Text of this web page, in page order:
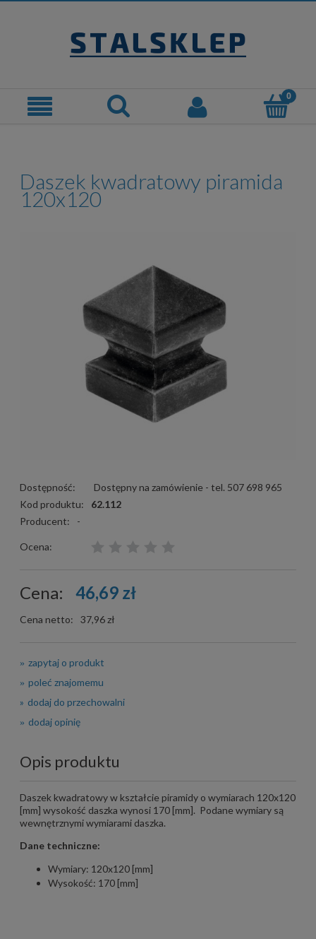
Daszek kwadratowy piramida
120x120
Dostępność:
Dostępny na zamówienie - tel. 507 698 965
Kod produktu:
62.112
Producent:
-
Ocena:
Cena: 46,69 zł
Cena netto: 37,96 zł
zapytaj o produkt
poleć znajomemu
dodaj do przechowalni
dodaj opinię
Opis produktu
Daszek kwadratowy w kształcie piramidy o wymiarach 120x120
[mm] wysokość daszka wynosi 170 [mm]. Podane wymiary są
wewnętrznymi wymiarami daszka.
Dane techniczne:
Wymiary: 120x120 [mm]
Wysokość: 170 [mm]